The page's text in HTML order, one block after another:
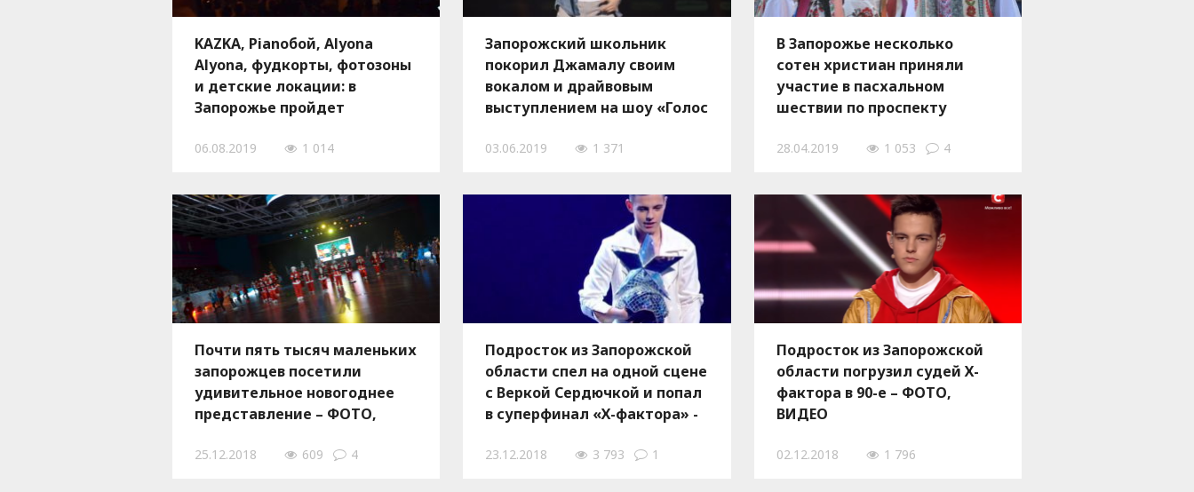
KAZKA, Pianoбой, Alyona
Alyona, фудкорты, фотозоны
и детские локации: в
Запорожье пройдет
Khortytsia Freedom
06.08.2019 1 014
Запорожский школьник
покорил Джамалу своим
вокалом и драйвовым
выступлением на шоу «Голос
03.06.2019 1 371
В Запорожье несколько
сотен христиан приняли
участие в пасхальном
шествии по проспекту
28.04.2019 1 053 4
Почти пять тысяч маленьких
запорожцев посетили
удивительное новогоднее
представление – ФОТО,
25.12.2018 609 4
Подросток из Запорожской
области спел на одной сцене
с Веркой Сердючкой и попал
в суперфинал «Х-фактора» -
23.12.2018 3 793 1
Подросток из Запорожской
области погрузил судей Х-
фактора в 90-е – ФОТО,
ВИДЕО
02.12.2018 1 796